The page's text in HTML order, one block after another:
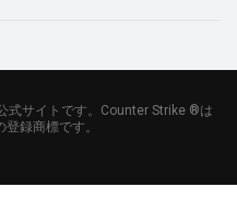
式サイトです。Counter Strike ®は
録商標です。